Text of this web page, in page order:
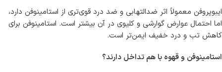
ایبوپروفن معمولاً اثر ضدالتهابی و ضد درد قوی‌تری از استامینوفن دارد،
اما احتمال عوارض گوارشی و کلیوی در آن بیشتر است. استامینوفن برای
کاهش تب و درد خفیف ایمن‌تر است.
استامینوفن و قهوه با هم تداخل دارند؟